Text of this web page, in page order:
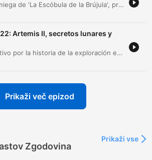
En esta edición veraniega de 'La Escóbula de la Brújula', presentamos a Juan Antonio Sanz para explorar la vida y el legado de H.P. Lovecraft. La conversación desmitifica la personalidad del autor, analizando cómo su entorno en Nueva Inglaterra y sus experiencias personales, como la parálisis del sueño, nutrieron su mitología. El episodio profundiza en los conceptos fundamentales del horror cósmico, la importancia de su red literaria de correspondencia y su impacto en el arte y el cine. Además, se ofrecen recomendaciones de relatos emblemáticos, adaptaciones al cómic, manga y cine, destacando la influencia recíproca entre Lovecraft y figuras como H.R. Giger.
Artemis II, secretos lunares y
Un recorrido exhaustivo por la historia de la exploración espacial, desde los riesgos extremos y la competencia política de la era Apolo hasta la promesa del programa Artemis. El episodio analiza los desafíos técnicos, como el regolito lunar y la radiación, y la importancia estratégica de la Luna como base para futuras misiones a Marte. Además, se explora la relevancia de la ciencia y la astronomía en la cultura humana, abordando desde la mitología de los eclipses y la confirmación de la relatividad de Einstein, hasta la destacada participación de ingenieros españoles en la NASA. El programa concluye con una reflexión sobre la fragilidad de la Tierra a través de la obra de Carl Sagan.
Prikaži več epizod
Zgodovina
Prikaži vse